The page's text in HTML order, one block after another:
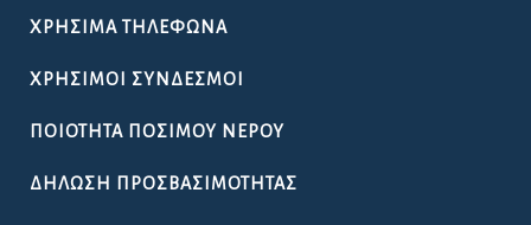
ΧΡΉΣΙΜΑ ΤΗΛΈΦΩΝΑ
ΧΡΉΣΙΜΟΙ ΣΎΝΔΕΣΜΟΙ
ΠΟΙΌΤΗΤΑ ΠΌΣΙΜΟΥ ΝΕΡΟΎ
ΔΉΛΩΣΗ ΠΡΟΣΒΑΣΙΜΌΤΗΤΑΣ